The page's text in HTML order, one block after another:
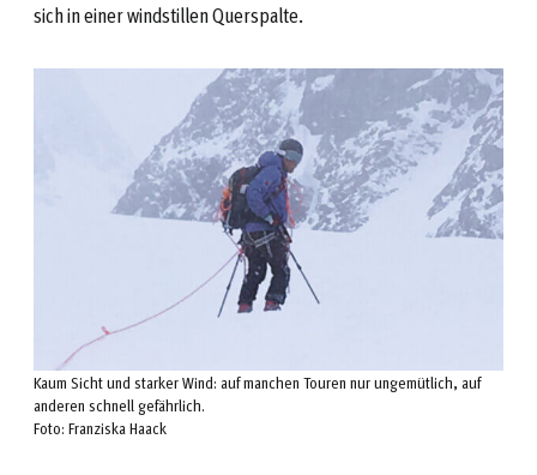
sich in einer windstillen Querspalte.
Kaum Sicht und starker Wind: auf manchen Touren nur ungemütlich, auf
anderen schnell gefährlich.
Foto: Franziska Haack